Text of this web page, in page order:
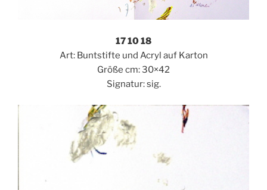
17 10 18
Art: Buntstifte und Acryl auf Karton
Größe cm: 30×42
Signatur: sig.